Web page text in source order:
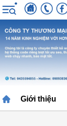
Giới thiệu